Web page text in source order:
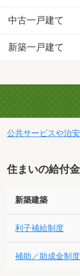
中古一戸建て
新築一戸建て
公共サービスや治安
住まいの給付
新築建築
利子補給制度
補助／助成金制度